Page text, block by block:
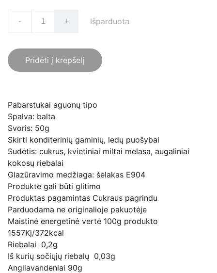
- + Išparduota
Pridėti į krepšelį
Pabarstukai aguonų tipo
Spalva: balta
Svoris: 50g
Skirti konditerinių gaminių, ledų puošybai
Sudėtis: cukrus, kvietiniai miltai melasa, augaliniai
kokosų riebalai
Glazūravimo medžiaga: šelakas E904
Produkte gali būti glitimo
Produktas pagamintas Cukraus pagrindu
Parduodama ne originalioje pakuotėje
Maistinė energetinė vertė 100g produkto
1557Kj/372kcal
Riebalai 0,2g
Iš kurių sočiųjų riebalų 0,03g
Angliavandeniai 90g